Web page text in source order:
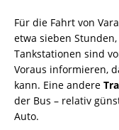
Für die Fahrt von
etwa sieben
Tankstationen sind
Voraus informieren,
kann. Eine andere
der Bus – relativ
Auto.